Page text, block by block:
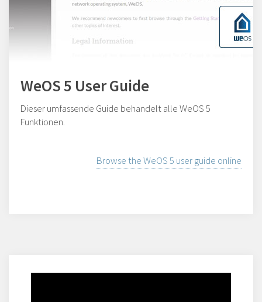
WeOS 5 User Guide
Dieser umfassende Guide behandelt alle WeOS 5
Funktionen.
Browse the WeOS 5 user guide online